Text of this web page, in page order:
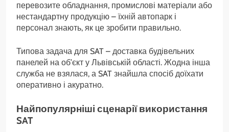
перевозите обладнання, промислові матеріали або
нестандартну продукцію – їхній автопарк і
персонал знають, як це зробити правильно.
Типова задача для SAT – доставка будівельних
панелей на об’єкт у Львівській області. Жодна інша
служба не взялася, а SAT знайшла спосіб доїхати
оперативно і акуратно.
Найпопулярніші сценарії використання
SAT